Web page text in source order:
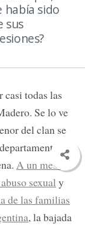
había sido
sus
casi todas las
Se lo ve
del clan se
en
A un mes de
sexual y
de las familias
, la bajada